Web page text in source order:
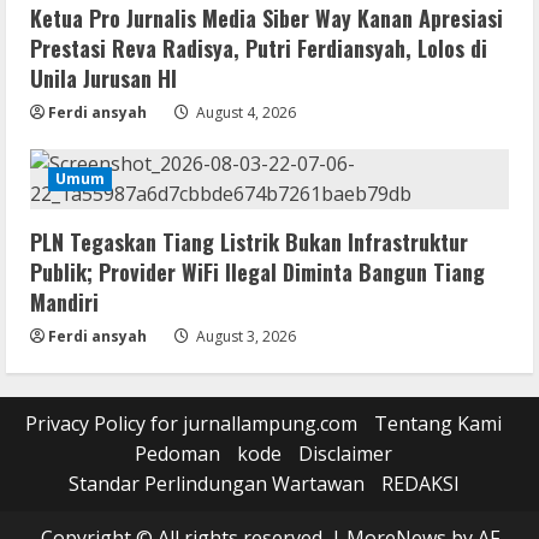
Ketua Pro Jurnalis Media Siber Way Kanan Apresiasi
Prestasi Reva Radisya, Putri Ferdiansyah, Lolos di
Unila Jurusan HI
Ferdi ansyah August 4, 2026
Umum
PLN Tegaskan Tiang Listrik Bukan Infrastruktur
Publik; Provider WiFi Ilegal Diminta Bangun Tiang
Mandiri
Ferdi ansyah August 3, 2026
Privacy Policy for jurnallampung.com
Tentang Kami
Pedoman
kode
Disclaimer
Standar Perlindungan Wartawan
REDAKSI